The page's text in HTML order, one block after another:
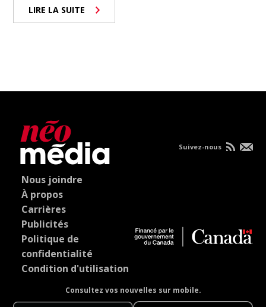
LIRE LA SUITE
Nous joindre
À propos
Carrières
Publicités
Politique de
confidentialité
Condition d'utilisation
Consultez vos nouvelles sur mobile.
Suivez-nous